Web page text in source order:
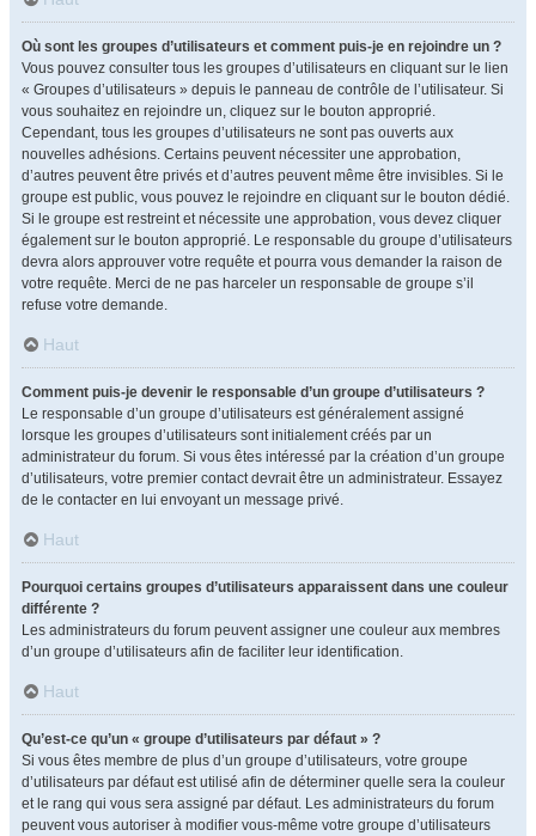
Où sont les groupes d’utilisateurs et comment puis-je en rejoindre un ?
Vous pouvez consulter tous les groupes d’utilisateurs en cliquant sur le lien
« Groupes d’utilisateurs » depuis le panneau de contrôle de l’utilisateur. Si
vous souhaitez en rejoindre un, cliquez sur le bouton approprié.
Cependant, tous les groupes d’utilisateurs ne sont pas ouverts aux
nouvelles adhésions. Certains peuvent nécessiter une approbation,
d’autres peuvent être privés et d’autres peuvent même être invisibles. Si le
groupe est public, vous pouvez le rejoindre en cliquant sur le bouton dédié.
Si le groupe est restreint et nécessite une approbation, vous devez cliquer
également sur le bouton approprié. Le responsable du groupe d’utilisateurs
devra alors approuver votre requête et pourra vous demander la raison de
votre requête. Merci de ne pas harceler un responsable de groupe s’il
refuse votre demande.
Haut
Comment puis-je devenir le responsable d’un groupe d’utilisateurs ?
Le responsable d’un groupe d’utilisateurs est généralement assigné
lorsque les groupes d’utilisateurs sont initialement créés par un
administrateur du forum. Si vous êtes intéressé par la création d’un groupe
d’utilisateurs, votre premier contact devrait être un administrateur. Essayez
de le contacter en lui envoyant un message privé.
Haut
Pourquoi certains groupes d’utilisateurs apparaissent dans une couleur
différente ?
Les administrateurs du forum peuvent assigner une couleur aux membres
d’un groupe d’utilisateurs afin de faciliter leur identification.
Haut
Qu’est-ce qu’un « groupe d’utilisateurs par défaut » ?
Si vous êtes membre de plus d’un groupe d’utilisateurs, votre groupe
d’utilisateurs par défaut est utilisé afin de déterminer quelle sera la couleur
et le rang qui vous sera assigné par défaut. Les administrateurs du forum
peuvent vous autoriser à modifier vous-même votre groupe d’utilisateurs